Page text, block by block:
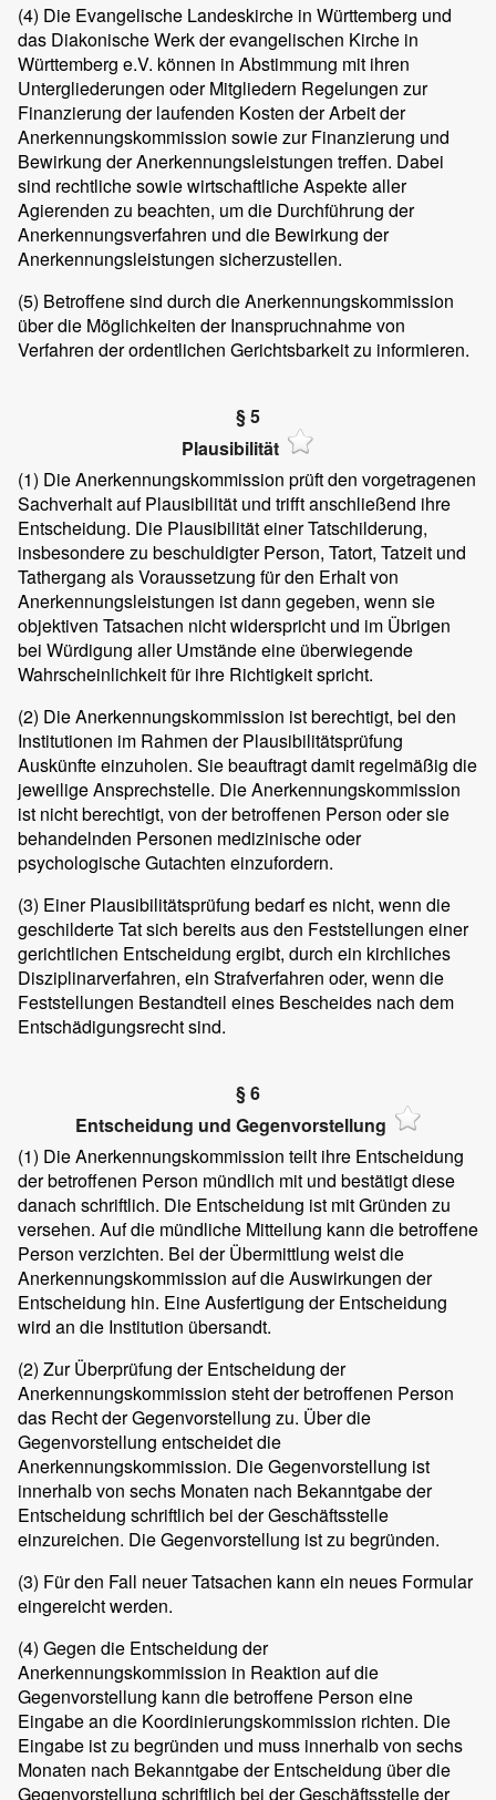
(4) Die Evangelische Landeskirche in Württemberg und
das Diakonische Werk der evangelischen Kirche in
Württemberg e.V. können in Abstimmung mit ihren
Untergliederungen oder Mitgliedern Regelungen zur
Finanzierung der laufenden Kosten der Arbeit der
Anerkennungskommission sowie zur Finanzierung und
Bewirkung der Anerkennungsleistungen treffen. Dabei
sind rechtliche sowie wirtschaftliche Aspekte aller
Agierenden zu beachten, um die Durchführung der
Anerkennungsverfahren und die Bewirkung der
Anerkennungsleistungen sicherzustellen.
(5) Betroffene sind durch die Anerkennungskommission
über die Möglichkeiten der Inanspruchnahme von
Verfahren der ordentlichen Gerichtsbarkeit zu informieren.
§ 5
Plausibilität
(1) Die Anerkennungskommission prüft den vorgetragenen
Sachverhalt auf Plausibilität und trifft anschließend ihre
Entscheidung. Die Plausibilität einer Tatschilderung,
insbesondere zu beschuldigter Person, Tatort, Tatzeit und
Tathergang als Voraussetzung für den Erhalt von
Anerkennungsleistungen ist dann gegeben, wenn sie
objektiven Tatsachen nicht widerspricht und im Übrigen
bei Würdigung aller Umstände eine überwiegende
Wahrscheinlichkeit für ihre Richtigkeit spricht.
(2) Die Anerkennungskommission ist berechtigt, bei den
Institutionen im Rahmen der Plausibilitätsprüfung
Auskünfte einzuholen. Sie beauftragt damit regelmäßig die
jeweilige Ansprechstelle. Die Anerkennungskommission
ist nicht berechtigt, von der betroffenen Person oder sie
behandelnden Personen medizinische oder
psychologische Gutachten einzufordern.
(3) Einer Plausibilitätsprüfung bedarf es nicht, wenn die
geschilderte Tat sich bereits aus den Feststellungen einer
gerichtlichen Entscheidung ergibt, durch ein kirchliches
Disziplinarverfahren, ein Strafverfahren oder, wenn die
Feststellungen Bestandteil eines Bescheides nach dem
Entschädigungsrecht sind.
§ 6
Entscheidung und Gegenvorstellung
(1) Die Anerkennungskommission teilt ihre Entscheidung
der betroffenen Person mündlich mit und bestätigt diese
danach schriftlich. Die Entscheidung ist mit Gründen zu
versehen. Auf die mündliche Mitteilung kann die betroffene
Person verzichten. Bei der Übermittlung weist die
Anerkennungskommission auf die Auswirkungen der
Entscheidung hin. Eine Ausfertigung der Entscheidung
wird an die Institution übersandt.
(2) Zur Überprüfung der Entscheidung der
Anerkennungskommission steht der betroffenen Person
das Recht der Gegenvorstellung zu. Über die
Gegenvorstellung entscheidet die
Anerkennungskommission. Die Gegenvorstellung ist
innerhalb von sechs Monaten nach Bekanntgabe der
Entscheidung schriftlich bei der Geschäftsstelle
einzureichen. Die Gegenvorstellung ist zu begründen.
(3) Für den Fall neuer Tatsachen kann ein neues Formular
eingereicht werden.
(4) Gegen die Entscheidung der
Anerkennungskommission in Reaktion auf die
Gegenvorstellung kann die betroffene Person eine
Eingabe an die Koordinierungskommission richten. Die
Eingabe ist zu begründen und muss innerhalb von sechs
Monaten nach Bekanntgabe der Entscheidung über die
Gegenvorstellung schriftlich bei der Geschäftsstelle der